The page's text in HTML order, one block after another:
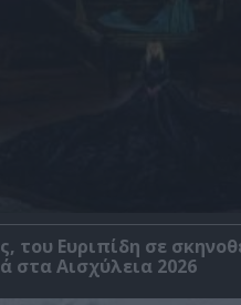
του Ευριπίδη σε
στα Αισχύλεια 2026